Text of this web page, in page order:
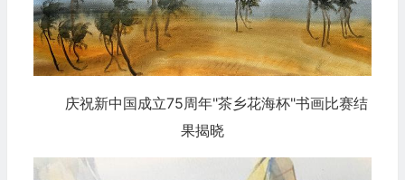
庆祝新中国成立75周年"茶乡花海杯"书画比赛结
果揭晓